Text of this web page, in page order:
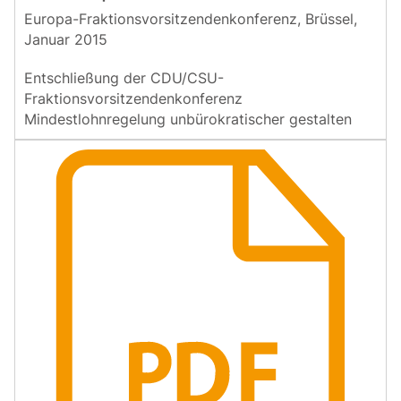
Europa-Fraktionsvorsitzendenkonferenz, Brüssel,
Januar 2015
Entschließung der CDU/CSU-
Fraktionsvorsitzendenkonferenz
Mindestlohnregelung unbürokratischer gestalten